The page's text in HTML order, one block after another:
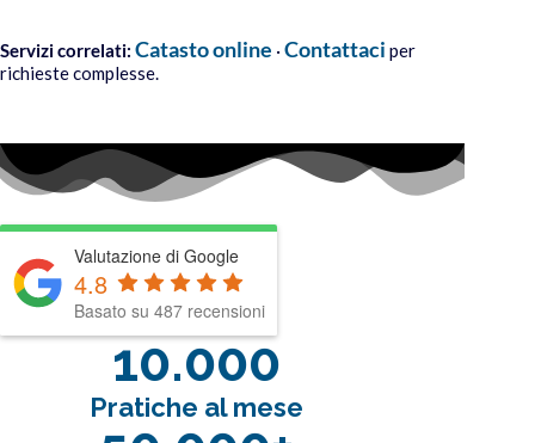
Servizi correlati: Catasto online · Contattaci per
richieste complesse.
Valutazione di Google
4.8
Basato su 487 recensioni
10.000
Pratiche al mese